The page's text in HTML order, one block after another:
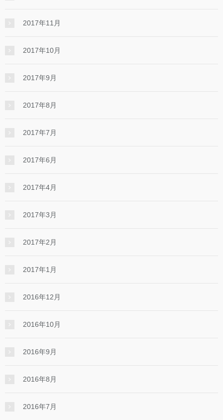
2017年11月
2017年10月
2017年9月
2017年8月
2017年7月
2017年6月
2017年4月
2017年3月
2017年2月
2017年1月
2016年12月
2016年10月
2016年9月
2016年8月
2016年7月